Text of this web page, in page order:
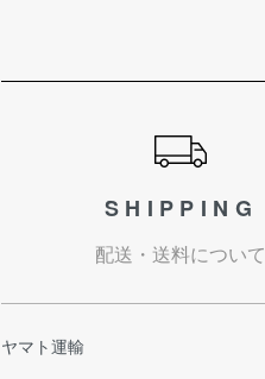
SHIPPING
配送・送料について
ヤマト運輸